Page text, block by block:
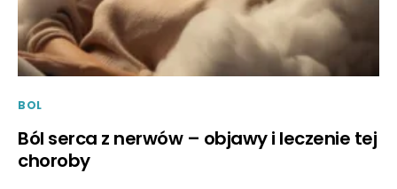
BOL
Ból serca z nerwów – objawy i leczenie tej
choroby